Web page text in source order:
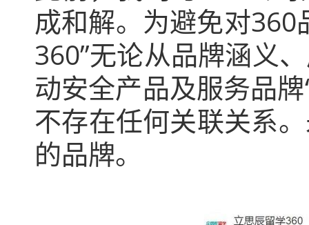
成和解。为避免对360
360”无论从品牌涵义
动安全产品及服务品
不存在任何关联关系
的品牌。